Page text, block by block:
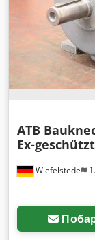
Wiefelstede
ATB
Ex-geschützt